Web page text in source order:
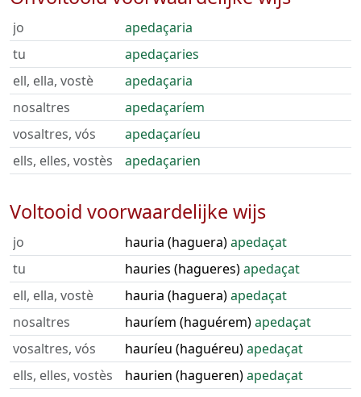
jo
apedaçaria
tu
apedaçaries
ell, ella, vostè
apedaçaria
nosaltres
apedaçaríem
vosaltres, vós
apedaçaríeu
ells, elles, vostès
apedaçarien
Voltooid voorwaardelijke wijs
jo hauria (haguera)apedaçat
tu
hauries (hagueres)apedaçat
ell, ella, vostè
hauria (haguera)apedaçat
nosaltres
hauríem (haguérem)apedaçat
vosaltres, vós
hauríeu (haguéreu)apedaçat
ells, elles, vostès
haurien (hagueren)apedaçat